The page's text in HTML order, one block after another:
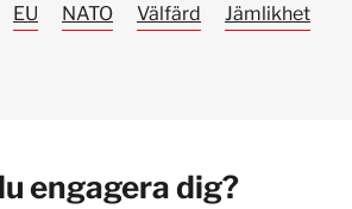
EU NATO Välfärd
Jämlikhet
engagera dig?